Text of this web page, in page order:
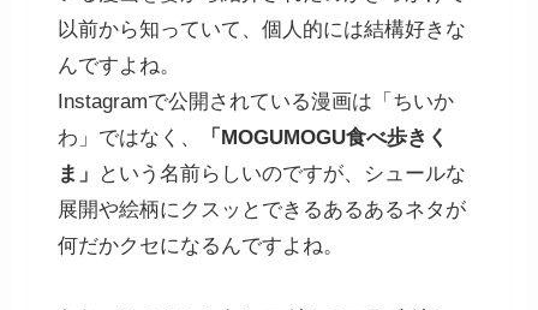
以前から知っていて、個人的には結構好きな
んですよね。
Instagramで公開されている漫画は「ちいか
わ」ではなく、
「MOGUMOGU食べ歩きく
ま」
という名前らしいのですが、シュールな
展開や絵柄にクスッとできるあるあるネタが
何だかクセになるんですよね。